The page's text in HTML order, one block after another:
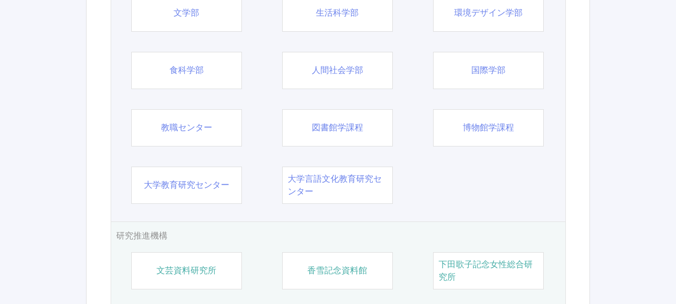
文学部 生活科学部 環境デザイン学部
食科学部 人間社会学部 国際学部
教職センター 図書館学課程 博物館学課程
大学教育研究センター
大学言語文化教育研究セ
ンター
研究推進機構
文芸資料研究所 香雪記念資料館
下田歌子記念女性総合研
究所